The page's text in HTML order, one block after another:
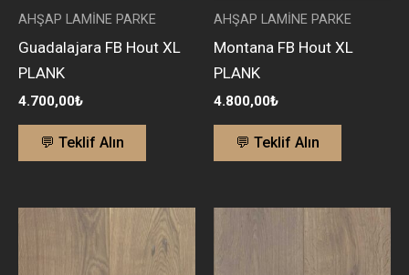
AHŞAP LAMİNE PARKE
Guadalajara FB Hout XL
PLANK
4.700,00₺
💬 Teklif Alın
AHŞAP LAMİNE PARKE
Montana FB Hout XL
PLANK
4.800,00₺
💬 Teklif Alın